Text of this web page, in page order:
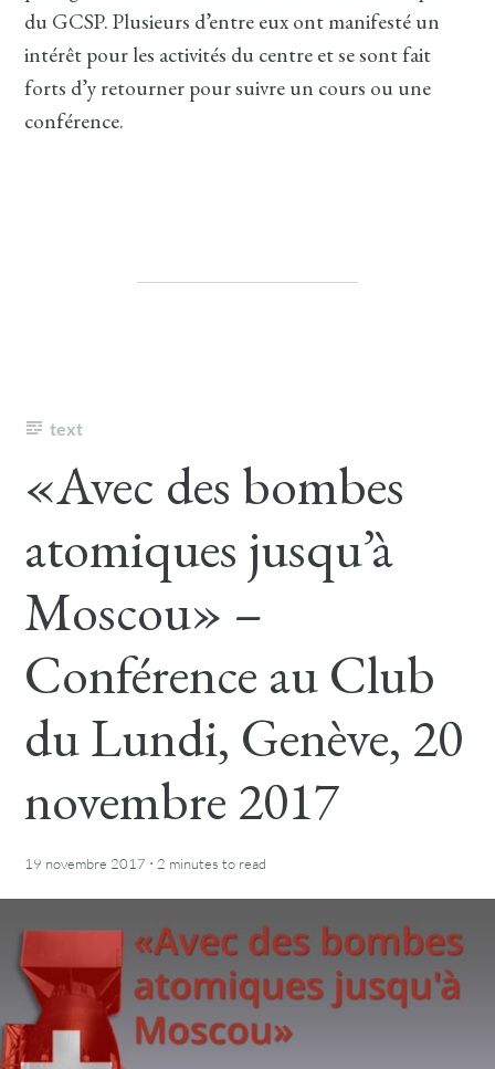
du GCSP. Plusieurs d’entre eux ont manifesté un
intérêt pour les activités du centre et se sont fait
forts d’y retourner pour suivre un cours ou une
conférence.
text
«Avec des bombes
atomiques jusqu’à
Moscou» –
Conférence au Club
du Lundi, Genève, 20
novembre 2017
19 novembre 2017 · 2 minutes to read